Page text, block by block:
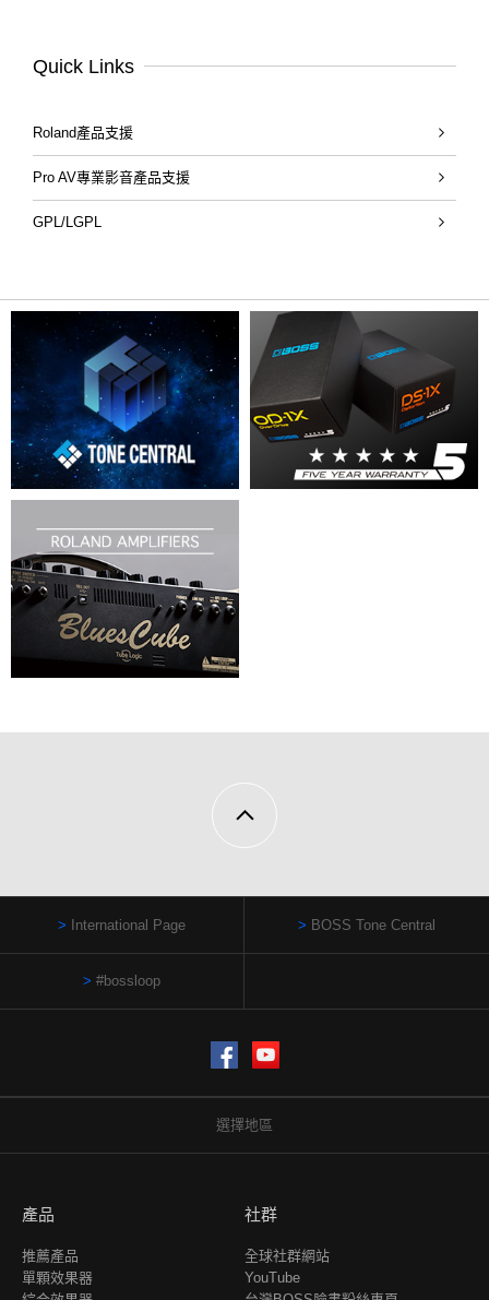
Quick Links
Roland產品支援
Pro AV專業影音產品支援
GPL/LGPL
International Page BOSS Tone Central
#bossloop
FacebookYouTube
選擇地區
產品
推薦產品
單顆效果器
社群
全球社群網站
YouTube